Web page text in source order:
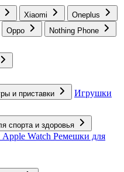
Xiaomi
Oneplus
Oppo Nothing Phone
и приставки Игрушки
спорта и здоровья
Watch Ремешки для